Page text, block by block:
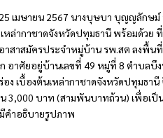
เมษายน 2567 นางบุษบา บุญญลักษม์
หล่ากาชาดจังหวัดปทุมธานี พร้อมด้วย
าสาสมัครประจำหมู่บ้าน รพ.สต ลงพื้นที่
อาศัยอยู่บ้านเลขที่ 49 หมู่ที่ 8 ตำบลบึ
ง เบื้องต้นเหล่ากาชาดจังหวัดปทุมธานี
3,000 บาท (สามพันบาทถ้วน) เพื่อเป็